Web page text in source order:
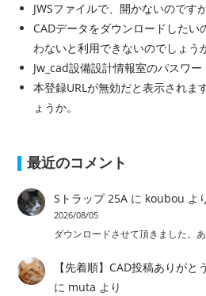
JWSファイルで、開かないのです
CADデータをダウンロードしたい
わないと利用できないのでしょう
Jw_cad設備設計情報室のパスワー
本登録URLが無効だと表示されま
ょうか。
最近のコメント
Sトラップ 25Aに koubou よ
2026/08/05
ダウンロードさせて頂きました。
【先着順】CAD投稿ありがと
に muta より